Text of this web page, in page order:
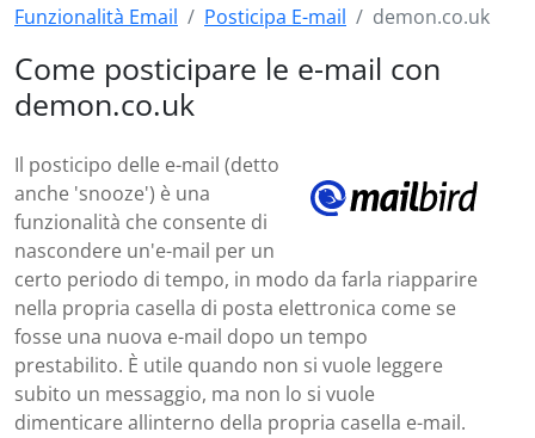
Funzionalità Email Posticipa E-mail demon.co.uk
Come posticipare le e-mail con
demon.co.uk
Il posticipo delle e-mail (detto
anche 'snooze') è una
funzionalità che consente di
nascondere un'e-mail per un
certo periodo di tempo, in modo da farla riapparire
nella propria casella di posta elettronica come se
fosse una nuova e-mail dopo un tempo
prestabilito. È utile quando non si vuole leggere
subito un messaggio, ma non lo si vuole
dimenticare allinterno della propria casella e-mail.